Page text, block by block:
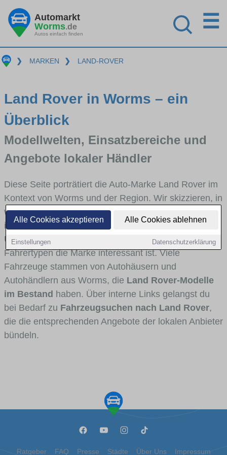
Alle Cookies akzeptieren Alle Cookies ablehnen
Einstellungen Datenschutzerklärung
Automarkt
Worms.de
Autos einfach finden
☰
❯ MARKEN ❯ LAND-ROVER
Land Rover in Worms – ein
Überblick
Modellwelten, Einsatzbereiche und
Angebote lokaler Händler
Diese Seite porträtiert die Auto-Marke Land Rover im
Kontext von Worms und der Region. Wir skizzieren, in
welchen Fahrzeugklassen Land Rover stark vertreten
ist, welche Modellreihen häufig im Stadt- und
Umlandverkehr zu sehen sind und für welche
Fahrertypen die Marke interessant ist. Viele
Fahrzeuge stammen von Autohäusern und
Autohändlern aus Worms, die Land Rover-Modelle
im Bestand haben. Über interne Links gelangst du
bei Bedarf zu Fahrzeugsuchen nach Land Rover,
die die entsprechenden Angebote der lokalen Anbieter
bündeln.
Ratgeber FAQ Presse Städte Über Uns Impressum